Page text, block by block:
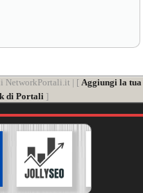
NetworkPortali.it | [ Aggiungi la tua
di Portali ]